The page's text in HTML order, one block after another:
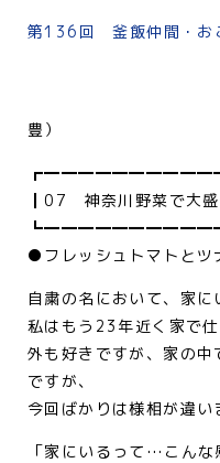
第136回 釜飯仲間・お
（
豊）
┃07 神奈川野菜で大
●フレッシュトマトとツ
自粛の名において、家に
私はもう23年近く家で仕
外も好きですが、家の
ですが、
今回ばかりは様相が違い
「家にいるって…こんな